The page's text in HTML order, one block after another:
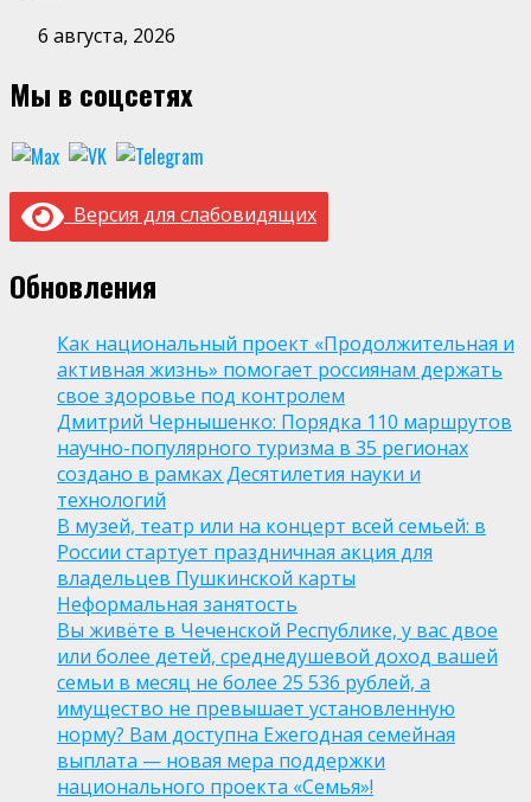
6 августа, 2026
Мы в соцсетях
Версия для слабовидящих
Обновления
Как национальный проект «Продолжительная и
активная жизнь» помогает россиянам держать
свое здоровье под контролем
Дмитрий Чернышенко: Порядка 110 маршрутов
научно-популярного туризма в 35 регионах
создано в рамках Десятилетия науки и
технологий
В музей, театр или на концерт всей семьей: в
России стартует праздничная акция для
владельцев Пушкинской карты
Неформальная занятость
Вы живёте в Чеченской Республике, у вас двое
или более детей, среднедушевой доход вашей
семьи в месяц не более 25 536 рублей, а
имущество не превышает установленную
норму? Вам доступна Ежегодная семейная
выплата — новая мера поддержки
национального проекта «Семья»!